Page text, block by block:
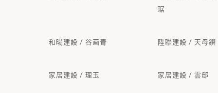
琚
和暘建設 / 谷画青 陞聯建設 / 天母鐉
家居建設 / 理玉 家居建設 / 雲邸